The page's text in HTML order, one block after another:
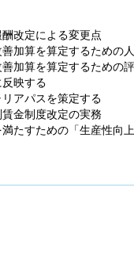
改定による変更点
加算を算定するための
加算を算定するための
映する
アパスを策定する
金制度改定の実務
たすための「生産性向